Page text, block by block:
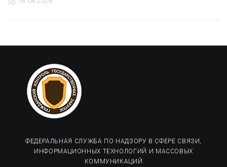
ФЕДЕРАЛЬНАЯ СЛУЖБА ПО НАДЗОРУ В СФЕРЕ СВЯЗИ,
ИНФОРМАЦИОННЫХ ТЕХНОЛОГИЙ И МАССОВЫХ
КОММУНИКАЦИЙ